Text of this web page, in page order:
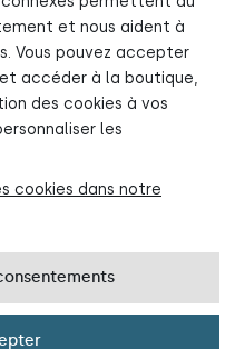
et nous aident à
Vous pouvez accepter
accéder à la boutique,
des cookies à vos
les
cookies dans notre
à la newsletter
ta première commande !